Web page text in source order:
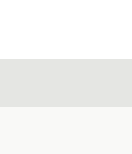
+344 Kč